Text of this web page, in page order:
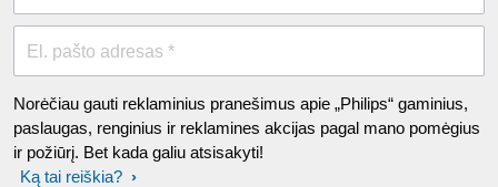
El. pašto adresas *
Norėčiau gauti reklaminius pranešimus apie „Philips“ gaminius,
paslaugas, renginius ir reklamines akcijas pagal mano pomėgius
ir požiūrį. Bet kada galiu atsisakyti!
Ką tai reiškia?